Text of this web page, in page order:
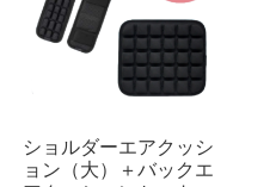
ショルダーエアクッシ
ョン（大）＋バックエ